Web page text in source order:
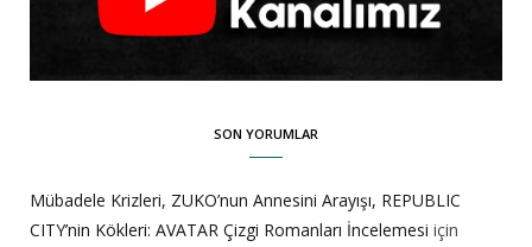
SON YORUMLAR
Mübadele Krizleri, ZUKO’nun Annesini Arayışı, REPUBLIC
CITY’nin Kökleri: AVATAR Çizgi Romanları İncelemesi için